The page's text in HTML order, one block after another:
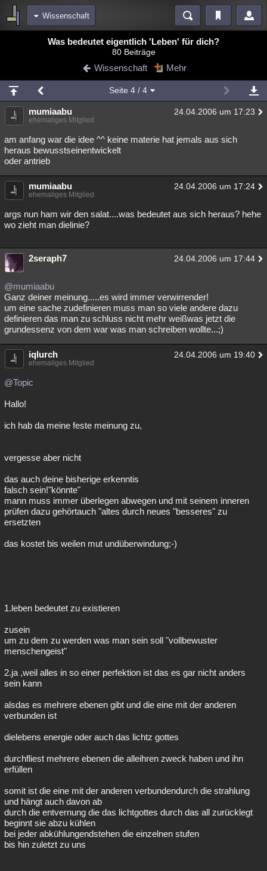
Wissenschaft
Blogs
Chat Wiki Neuigkeiten
meine Rubriken
Menschen Wissenschaft Mystery Kriminalfälle
Spiritualität Verschwörungen Technologie Ufologie
Natur Umfragen
weitere Rubriken
Philosophie Träume
Astronomie Helpdesk
Übersichten
Lesenswert Schlüsselwörter
Was bedeutet eigentlich 'Leben' für dich?
80 Beiträge
Wissenschaft Mehr
Seite 4/ 4
mumiaabu 24.04.2006 um 17:23
ehemaliges Mitglied
am anfang war die idee ^^ keine materie hat jemals aus sich
heraus bewusstseinentwickelt
oder antrieb
mumiaabu 24.04.2006 um 17:24
ehemaliges Mitglied
args nun ham wir den salat....was bedeutet aus sich heraus? hehe
wo zieht man dielinie?
2seraph7 24.04.2006 um 17:44
@mumiaabu
Ganz deiner meinung.....es wird immer verwirrender!
um eine sache zudefinieren muss man so viele andere dazu
definieren das man zu schluss nicht mehr weißwas jetzt die
grundessenz von dem war was man schreiben wollte...;)
iqlurch 24.04.2006 um 19:40
ehemaliges Mitglied
@Topic
Hallo!
ich hab da meine feste meinung zu,
vergesse aber nicht
das auch deine bisherige erkenntis
falsch sein!"könnte"
mann muss immer überlegen abwegen und mit seinem inneren
prüfen dazu gehörtauch "altes durch neues "besseres" zu
ersetzten
das kostet bis weilen mut undüberwindung;-)
1.leben bedeutet zu existieren
zusein
um zu dem zu werden was man sein soll "vollbewuster
menschengeist"
2.ja ,weil alles in so einer perfektion ist das es gar nicht anders
sein kann
alsdas es mehrere ebenen gibt und die eine mit der anderen
verbunden ist
dielebens energie oder auch das lichtz gottes
durchfliest mehrere ebenen die alleihren zweck haben und ihn
erfüllen
somit ist die eine mit der anderen verbundendurch die strahlung
und hängt auch davon ab
durch die entvernung die das lichtgottes durch das all zurücklegt
beginnt sie abzu kühlen
bei jeder abkühlungendstehen die einzelnen stufen
bis hin zuletzt zu uns